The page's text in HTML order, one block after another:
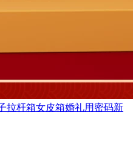
拉杆箱女皮箱婚礼用密码新